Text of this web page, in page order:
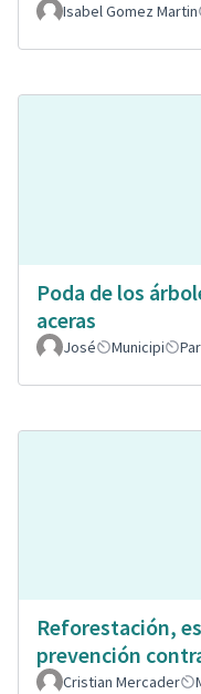
Isabel Gomez Martin
Poda de los
aceras
José Municipi
Reforestación,
prevención
Cristian Mercader